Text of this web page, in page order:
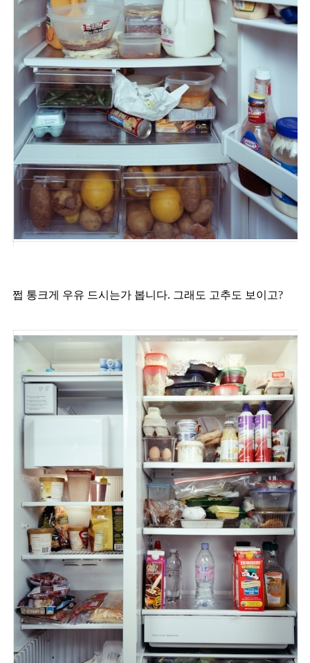
쩝 통크게 우유 드시는가 봅니다. 그래도 고추도 보이고?